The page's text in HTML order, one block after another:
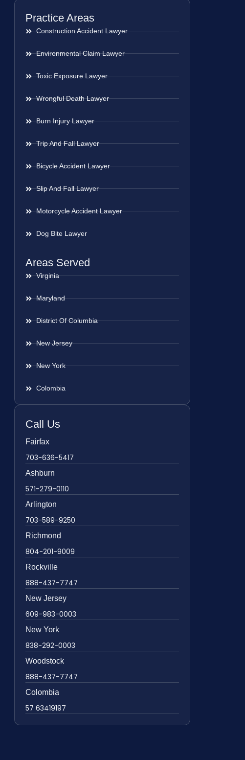
Practice Areas
Construction Accident Lawyer
Environmental Claim Lawyer
Toxic Exposure Lawyer
Wrongful Death Lawyer
Burn Injury Lawyer
Trip And Fall Lawyer
Bicycle Accident Lawyer
Slip And Fall Lawyer
Motorcycle Accident Lawyer
Dog Bite Lawyer
Areas Served
Virginia
Maryland
District Of Columbia
New Jersey
New York
Colombia
Call Us
Fairfax
703-636-5417
Ashburn
571-279-0110
Arlington
703-589-9250
Richmond
804-201-9009
Rockville
888-437-7747
New Jersey
609-983-0003
New York
838-292-0003
Woodstock
888-437-7747
Colombia
57 63419197